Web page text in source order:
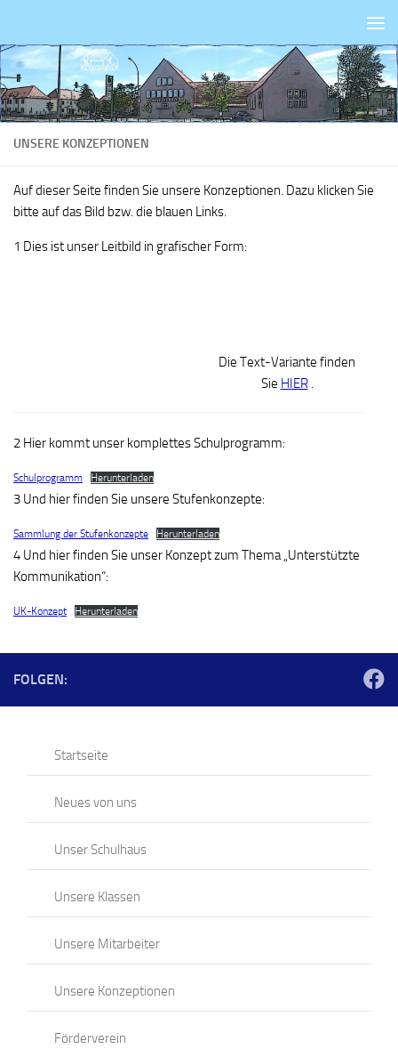
UNSERE KONZEPTIONEN
Auf dieser Seite finden Sie unsere Konzeptionen. Dazu klicken Sie
bitte auf das Bild bzw. die blauen Links.
1 Dies ist unser Leitbild in grafischer Form:
Die Text-Variante finden
Sie HIER.
2 Hier kommt unser komplettes Schulprogramm:
Schulprogramm Herunterladen
3 Und hier finden Sie unsere Stufenkonzepte:
Sammlung der Stufenkonzepte Herunterladen
4 Und hier finden Sie unser Konzept zum Thema „Unterstützte
Kommunikation“:
UK-Konzept Herunterladen
FOLGEN:
Startseite
Neues von uns
Unser Schulhaus
Unsere Klassen
Unsere Mitarbeiter
Unsere Konzeptionen
Förderverein